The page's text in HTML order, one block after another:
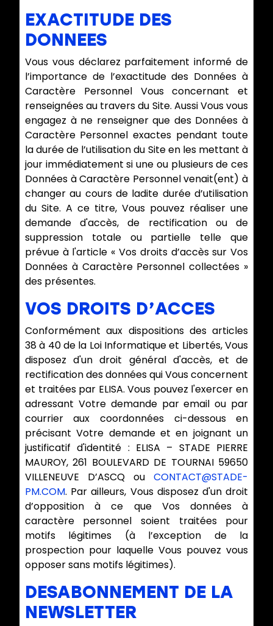
EXACTITUDE DES
DONNEES
Vous vous déclarez parfaitement informé de
l’importance de l’exactitude des Données à
Caractère Personnel Vous concernant et
renseignées au travers du Site. Aussi Vous vous
engagez à ne renseigner que des Données à
Caractère Personnel exactes pendant toute
la durée de l’utilisation du Site en les mettant à
jour immédiatement si une ou plusieurs de ces
Données à Caractère Personnel venait(ent) à
changer au cours de ladite durée d’utilisation
du Site. A ce titre, Vous pouvez réaliser une
demande d'accès, de rectification ou de
suppression totale ou partielle telle que
prévue à l'article « Vos droits d’accès sur Vos
Données à Caractère Personnel collectées »
des présentes.
VOS DROITS D’ACCES
Conformément aux dispositions des articles
38 à 40 de la Loi Informatique et Libertés, Vous
disposez d'un droit général d'accès, et de
rectification des données qui Vous concernent
et traitées par ELISA. Vous pouvez l'exercer en
adressant Votre demande par email ou par
courrier aux coordonnées ci-dessous en
précisant Votre demande et en joignant un
justificatif d'identité : ELISA – STADE PIERRE
MAUROY, 261 BOULEVARD DE TOURNAI 59650
VILLENEUVE D’ASCQ ouCONTACT@STADE-
PM.COM. Par ailleurs, Vous disposez d'un droit
d’opposition à ce que Vos données à
caractère personnel soient traitées pour
motifs légitimes (à l’exception de la
prospection pour laquelle Vous pouvez vous
opposer sans motifs légitimes).
DESABONNEMENT DE LA
NEWSLETTER